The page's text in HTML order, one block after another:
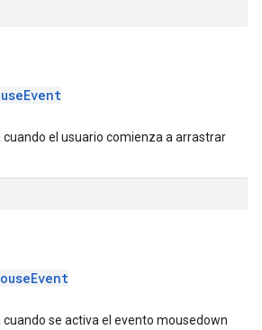
cuando el usuario comienza a arrastrar
cuando se activa el evento mousedown